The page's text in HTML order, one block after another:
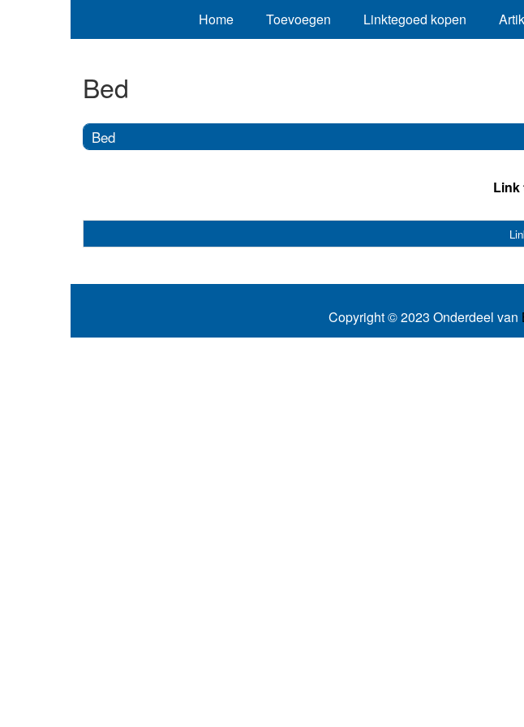
Home Toevoegen Linktegoed kopen
Bed
Bed
Link
Copyright © 2023 Onderdeel van